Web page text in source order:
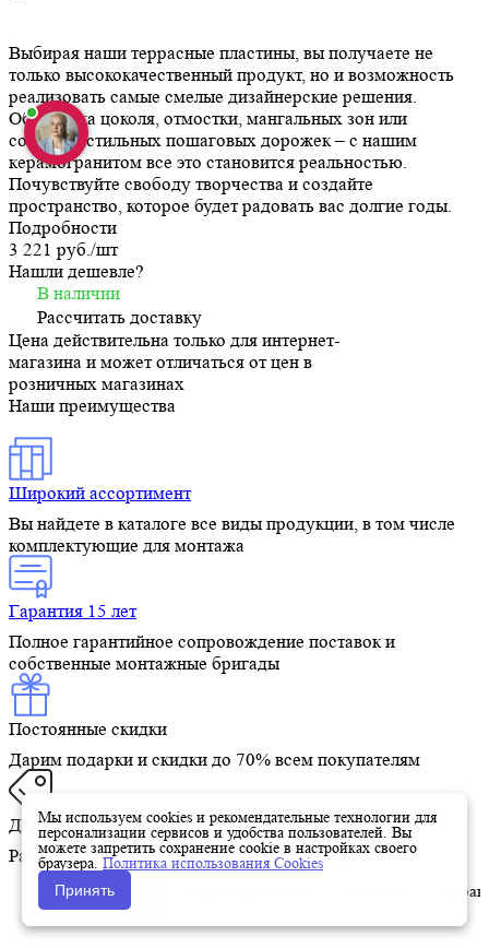
Выбирая наши террасные пластины, вы получаете не
только высококачественный продукт, но и возможность
реализовать самые смелые дизайнерские решения.
Облицовка цоколя, отмостки, мангальных зон или
создание стильных пошаговых дорожек – с нашим
керамогранитом все это становится реальностью.
Почувствуйте свободу творчества и создайте
пространство, которое будет радовать вас долгие годы.
Подробности
3 221 руб./шт
Нашли дешевле?
В наличии
Рассчитать доставку
Цена действительна только для интернет-
магазина и может отличаться от цен в
розничных магазинах
Наши преимущества
Широкий ассортимент
Вы найдете в каталоге все виды продукции, в том числе
комплектующие для монтажа
Гарантия 15 лет
Полное гарантийное сопровождение поставок и
собственные монтажные бригады
Постоянные скидки
Дарим подарки и скидки до 70% всем покупателям
Доступные цены
Работаем напрямую с ведущими производителями
Описание
Мы используем cookies и рекомендательные технологии для
персонализации сервисов и удобства пользователей. Вы
можете запретить сохранение cookie в настройках своего
браузера. Политика использования Cookies
Принять